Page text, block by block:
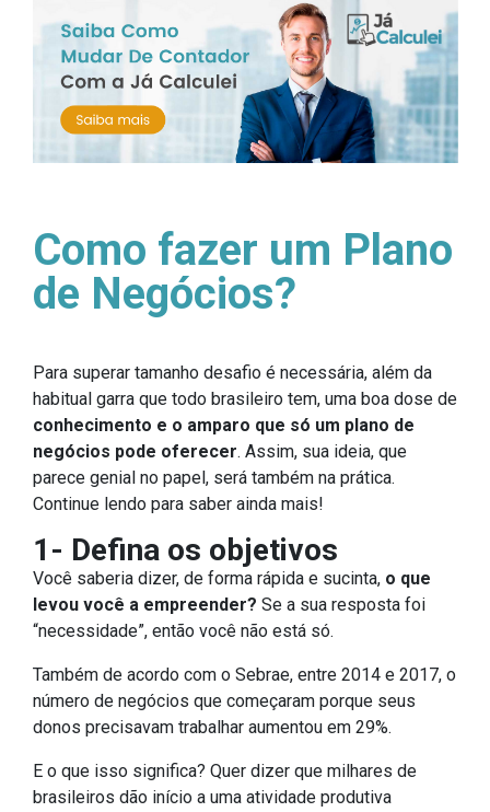
Como fazer um Plano
de Negócios?
Para superar tamanho desafio é necessária, além da
habitual garra que todo brasileiro tem, uma boa dose de
conhecimento e o amparo que só um plano de
negócios pode oferecer. Assim, sua ideia, que
parece genial no papel, será também na prática.
Continue lendo para saber ainda mais!
1- Defina os objetivos
Você saberia dizer, de forma rápida e sucinta, o que
levou você a empreender? Se a sua resposta foi
“necessidade”, então você não está só.
Também de acordo com o Sebrae, entre 2014 e 2017, o
número de negócios que começaram porque seus
donos precisavam trabalhar aumentou em 29%.
E o que isso significa? Quer dizer que milhares de
brasileiros dão início a uma atividade produtiva